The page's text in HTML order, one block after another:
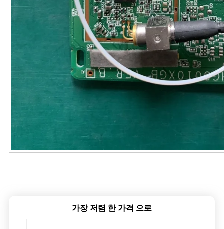
가장 저렴 한 가격 으로